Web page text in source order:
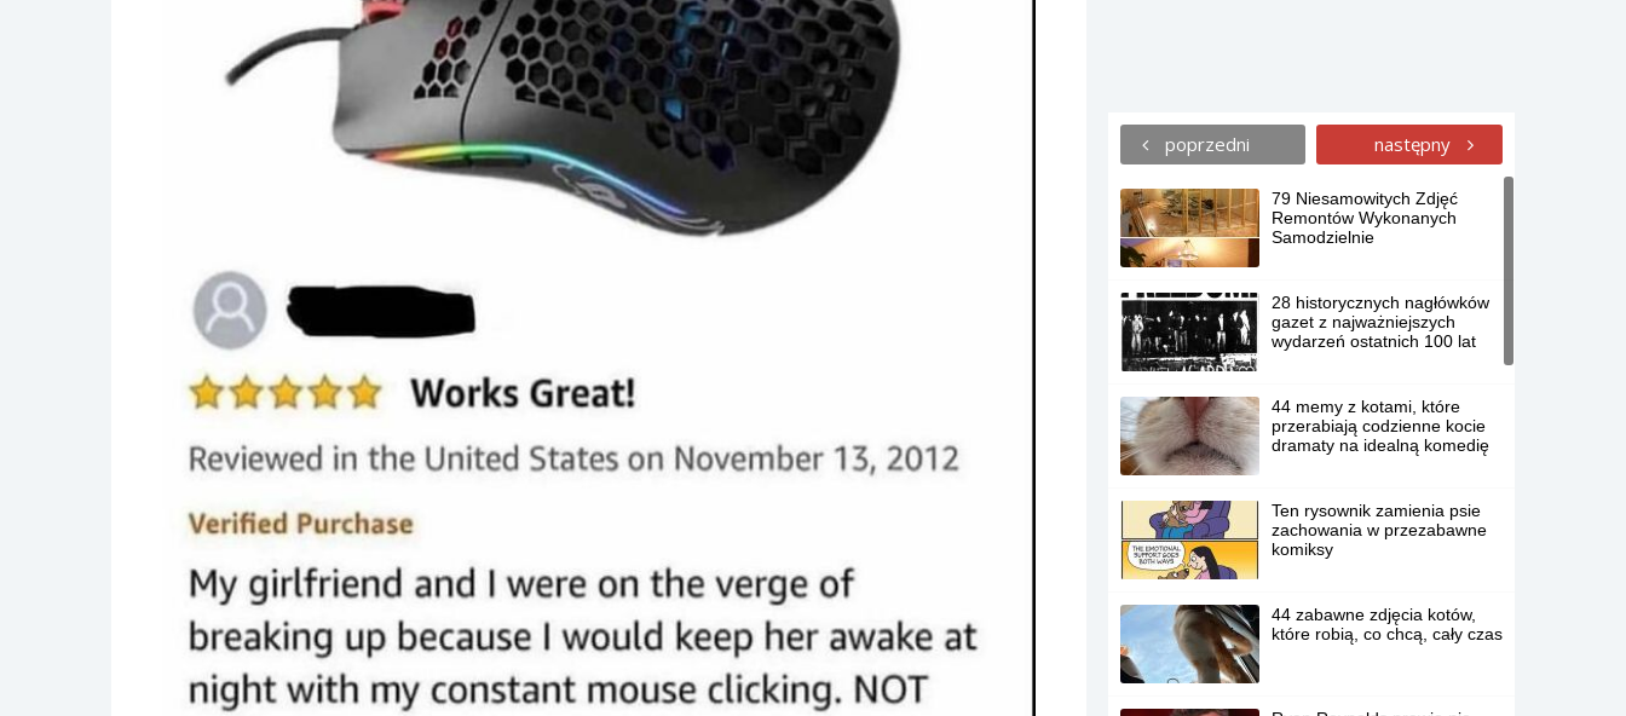
poprzedni następny
79 Niesamowitych Zdjęć
Remontów Wykonanych
Samodzielnie
28 historycznych nagłówków
gazet z najważniejszych
wydarzeń ostatnich 100 lat
44 memy z kotami, które
przerabiają codzienne kocie
dramaty na idealną komedię
Ten rysownik zamienia psie
zachowania w przezabawne
komiksy
44 zabawne zdjęcia kotów,
które robią, co chcą, cały czas